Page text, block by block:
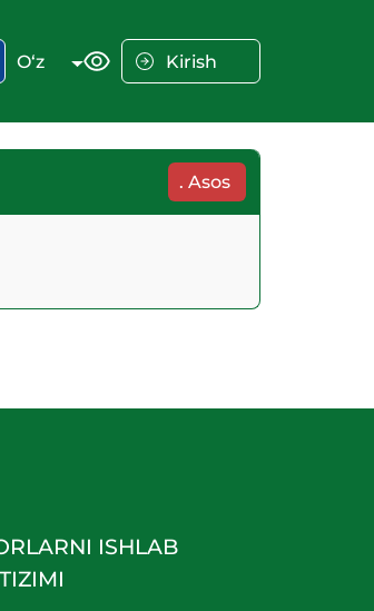
O‘z Kirish
. Asos
ISHLAB